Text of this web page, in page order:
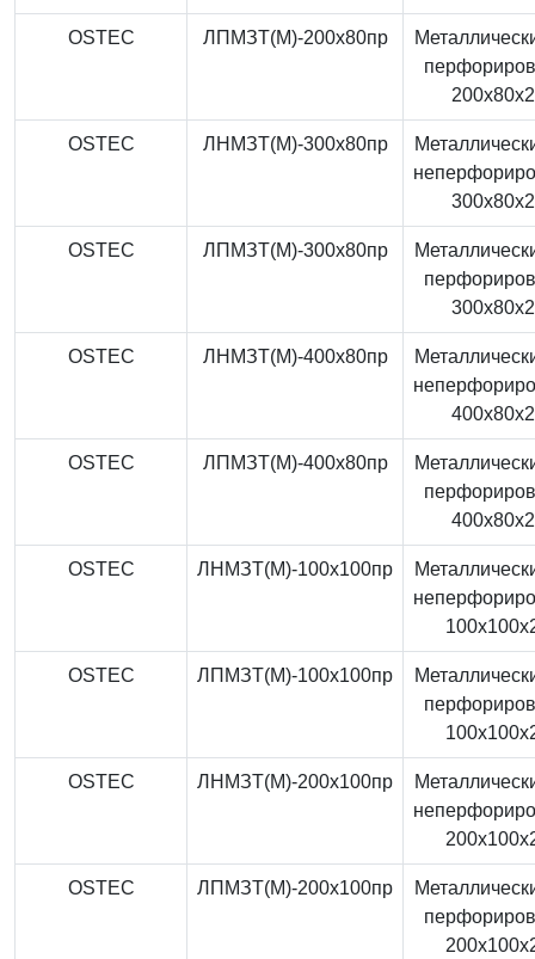
OSTEC ЛПМЗТ(М)-200x80пр
OSTEC ЛНМЗТ(М)-300x80пр
OSTEC ЛПМЗТ(М)-300x80пр
OSTEC ЛНМЗТ(М)-400x80пр
OSTEC ЛПМЗТ(М)-400x80пр
OSTEC ЛНМЗТ(М)-100x100пр
OSTEC ЛПМЗТ(М)-100x100пр
OSTEC ЛНМЗТ(М)-200x100пр
OSTEC ЛПМЗТ(М)-200x100пр